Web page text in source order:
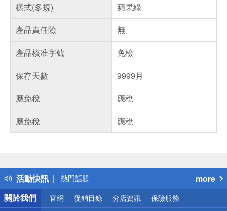
樣式(多規)
蘋果綠
產品責任險
無
產品核准字號
免檢
保存天數
9999月
應免稅
應稅
應免稅
應稅
活動快訊
得獎公告
熱門話題
銀行優惠
偏遠地區配送
more
關於我們
官網 促銷目錄 分店資訊 保險服務